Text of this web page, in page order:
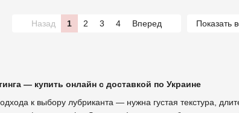
— купить онлайн с доставкой по Украине
к выбору лубриканта — нужна густая текстура,
Назад 1 2 3 4 Вперед Показать